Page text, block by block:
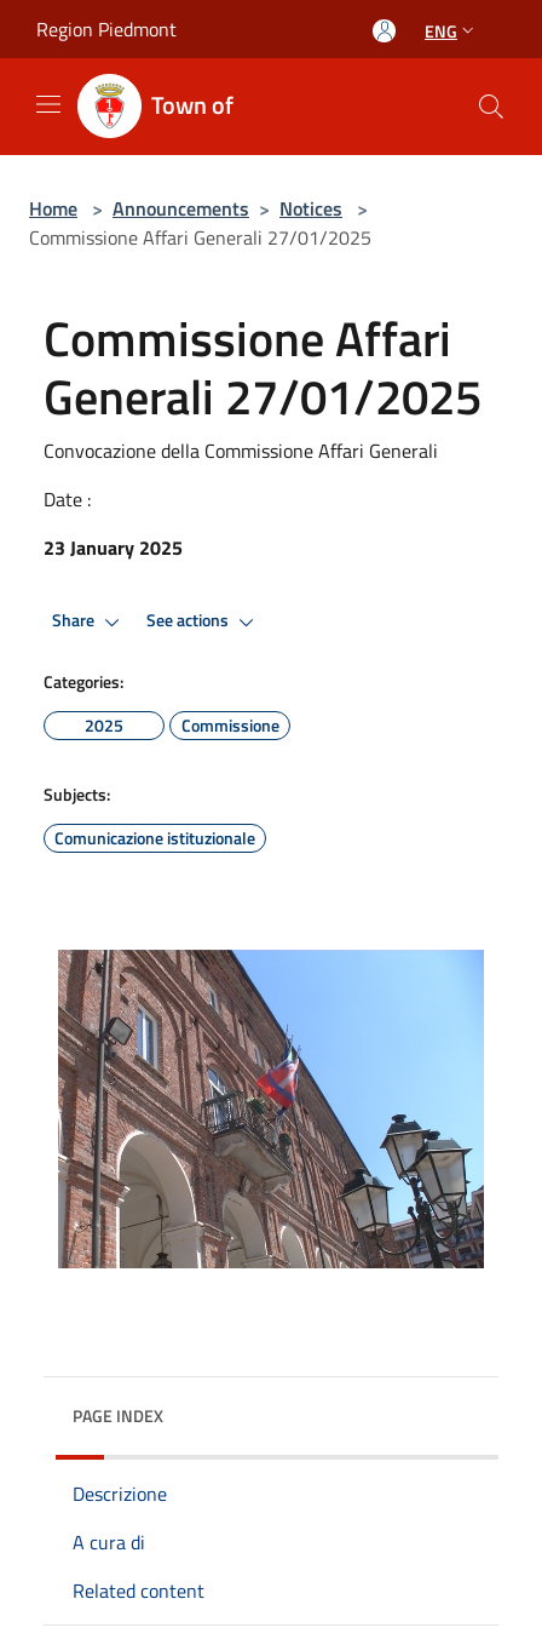
Region Piedmont ENG
Town of
Home > Announcements > Notices >
Commissione Affari Generali 27/01/2025
Commissione Affari
Generali 27/01/2025
Convocazione della Commissione Affari Generali
Date :
23 January 2025
Share See actions
Categories:
2025
Commissione
Subjects:
Comunicazione istituzionale
PAGE INDEX
Descrizione
A cura di
Related content